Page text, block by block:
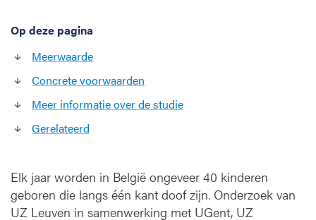
l
a
n
e
n
v
Op deze pagina
Meerwaarde
Concrete voorwaarden
Meer informatie over de studie
Gerelateerd
Elk jaar worden in België ongeveer 40 kinderen
geboren die langs één kant doof zijn. Onderzoek van
UZ Leuven in samenwerking met UGent, UZ